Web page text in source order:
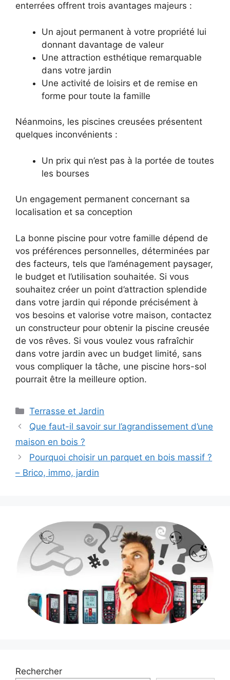
enterrées offrent trois avantages majeurs :
Un ajout permanent à votre propriété lui
donnant davantage de valeur
Une attraction esthétique remarquable
dans votre jardin
Une activité de loisirs et de remise en
forme pour toute la famille
Néanmoins, les piscines creusées présentent
quelques inconvénients :
Un prix qui n’est pas à la portée de toutes
les bourses
Un engagement permanent concernant sa
localisation et sa conception
La bonne piscine pour votre famille dépend de
vos préférences personnelles, déterminées par
des facteurs, tels que l’aménagement paysager,
le budget et l’utilisation souhaitée. Si vous
souhaitez créer un point d’attraction splendide
dans votre jardin qui réponde précisément à
vos besoins et valorise votre maison, contactez
un constructeur pour obtenir la piscine creusée
de vos rêves. Si vous voulez vous rafraîchir
dans votre jardin avec un budget limité, sans
vous compliquer la tâche, une piscine hors-sol
pourrait être la meilleure option.
Catégories
Terrasse et Jardin
Que faut-il savoir sur l’agrandissement d’une
maison en bois ?
Pourquoi choisir un parquet en bois massif ?
– Brico, immo, jardin
Rechercher